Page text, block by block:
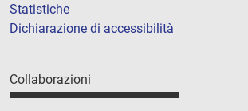
Statistiche
Dichiarazione di accessibilità
Collaborazioni